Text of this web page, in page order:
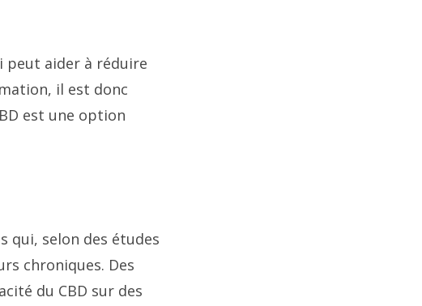
peut aider à réduire
il est donc
est une option
qui, selon des études
chroniques. Des
du CBD sur des